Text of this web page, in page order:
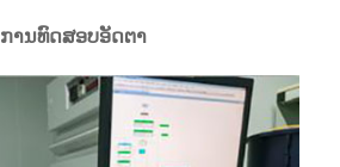
ການທົດສອບອັດຕາ